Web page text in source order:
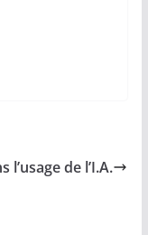
l’usage de l’I.A.